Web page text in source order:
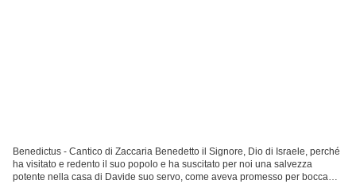
Benedictus - Cantico di Zaccaria Benedetto il Signore, Dio di Israele, perché
ha visitato e redento il suo popolo e ha suscitato per noi una salvezza
potente nella casa di Davide suo servo, come aveva promesso per bocca